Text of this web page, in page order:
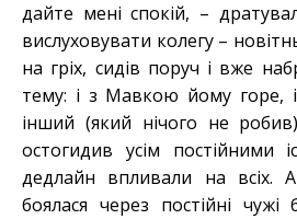
дайте мені спокій, –
вислуховувати колегу –
на гріх, сидів поруч і вже
тему: і з Мавкою йому горе,
інший (який нічого не
остогидив усім постійними
дедлайн впливали на всіх.
боялася через постійні чужі